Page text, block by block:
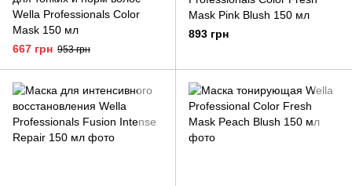
Wella Professionals Color
Mask 150 мл
667 грн 953 грн
Mask Pink Blush 150 мл
893 грн